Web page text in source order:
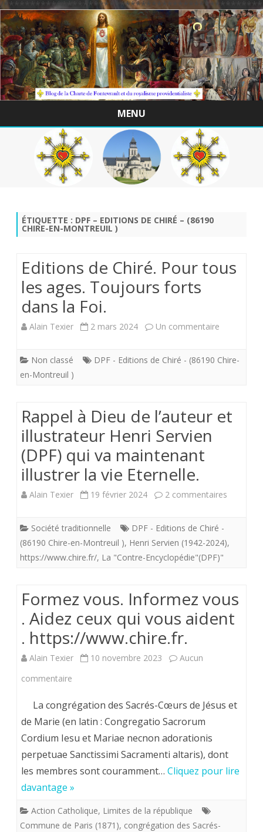
/
MENU
Skip
to
content
ÉTIQUETTE : DPF – EDITIONS DE CHIRÉ – (86190
CHIRE-EN-MONTREUIL )
Editions de Chiré. Pour tous
les ages. Toujours forts
dans la Foi.
Alain Texier 2 mars 2024 Un commentaire
Toujours
dans
la
Non classé
DPF - Editions de Chiré - (86190 Chire-
en-Montreuil )
Rappel à Dieu de l’auteur et
illustrateur Henri Servien
(DPF) qui va maintenant
illustrer la vie Eternelle.
Alain Texier 19 février 2024 2 commentaires
l’auteur
et
(DPF)
Société traditionnelle
DPF - Editions de Chiré -
(86190 Chire-en-Montreuil ), Henri Servien (1942-2024),
https://www.chire.fr/, La "Contre-Encyclopédie"(DPF)"
Formez vous. Informez vous
. Aidez ceux qui vous aident
. https://www.chire.fr.
Alain Texier 10 novembre 2023
Aucun
commentaire
vous.
Informez
vous
ceux
La congrégation des Sacrés-Cœurs de Jésus et
de Marie (en latin : Congregatio Sacrorum
Cordium Iesu et Mariae necnon adorationis
perpetuae Sanctissimi Sacramenti altaris), dont
les membres sont couramment… Cliquez pour lire
davantage »
Action Catholique, Limites de la république
Commune de Paris (1871), congrégation des Sacrés-